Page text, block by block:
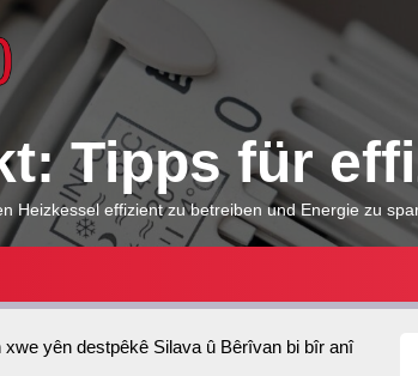
Heizkessel
kompakt:
Tipps
für
Tipps für
Heizkessel effizient zu betreiben und Energie zu
xwe yên destpêkê Silava û Bêrîvan bi bîr anî